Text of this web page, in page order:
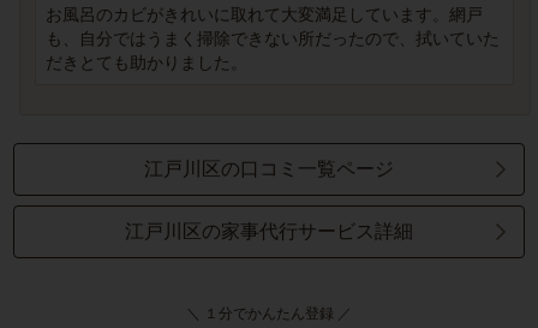
お風呂のカビがきれいに取れて大変満足しています。網戸
も、自分ではうまく掃除できない所だったので、拭いていた
だきとても助かりました。
江戸川区の口コミ一覧ページ
江戸川区の家事代行サービス詳細
＼ １分でかんたん登録 ／